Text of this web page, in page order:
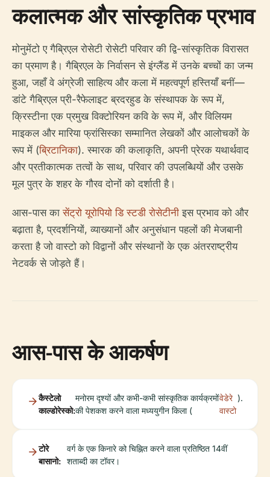
कलात्मक और सांस्कृतिक प्रभाव
मोनुमेंटो ए गैब्रिएल रोसेटी रोसेटी परिवार की द्वि-सांस्कृतिक विरासत
का प्रमाण है। गैब्रिएल के निर्वासन से इंग्लैंड में उनके बच्चों का जन्म
हुआ, जहाँ वे अंग्रेजी साहित्य और कला में महत्वपूर्ण हस्तियाँ बनीं—
डांटे गैब्रिएल प्री-रैफेलाइट ब्रदरहुड के संस्थापक के रूप में,
क्रिस्टीना एक प्रमुख विक्टोरियन कवि के रूप में, और विलियम
माइकल और मारिया फ्रांसिस्का सम्मानित लेखकों और आलोचकों के
रूप में (ब्रिटानिका). स्मारक की कलाकृति, अपनी प्रेरक यथार्थवाद
और प्रतीकात्मक तत्वों के साथ, परिवार की उपलब्धियों और उसके
मूल पुत्र के शहर के गौरव दोनों को दर्शाती है।
आस-पास कासेंट्रो यूरोपियो डि स्टडी रोसेटीनी इस प्रभाव को और
बढ़ाता है, प्रदर्शनियों, व्याख्यानों और अनुसंधान पहलों की मेजबानी
करता है जो वास्टो को विद्वानों और संस्थानों के एक अंतरराष्ट्रीय
नेटवर्क से जोड़ते हैं।
आस-पास के आकर्षण
कैस्टेलो
काल्डोरेस्को:
मनोरम दृश्यों और कभी-कभी सांस्कृतिक कार्यक्रमों
की पेशकश करने वाला मध्ययुगीन किला (
वेडेरे
वास्टो
).
टोरे
बासानो:
वर्ग के एक किनारे को चिह्नित करने वाला प्रतिष्ठित 14वीं
शताब्दी का टॉवर।